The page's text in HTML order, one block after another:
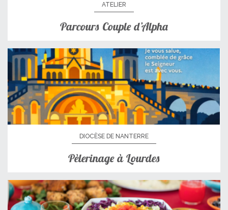
ATELIER
Parcours Couple d’Alpha
DIOCÈSE DE NANTERRE
Pèlerinage à Lourdes